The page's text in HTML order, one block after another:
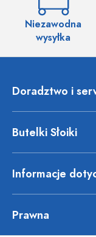
Niezawodna
wysyłka
Doradztwo i
Butelki Słoiki
Informacje
Prawna